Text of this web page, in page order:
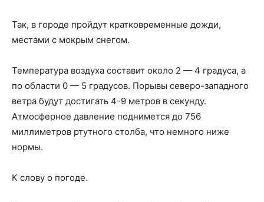
Так, в городе пройдут кратковременные дожди,
местами с мокрым снегом.
Температура воздуха составит около 2 — 4 градуса, а
по области 0 — 5 градусов. Порывы северо-западного
ветра будут достигать 4-9 метров в секунду.
Атмосферное давление поднимется до 756
миллиметров ртутного столба, что немного ниже
нормы.
К слову о погоде.